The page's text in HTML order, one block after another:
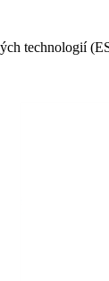
technologií